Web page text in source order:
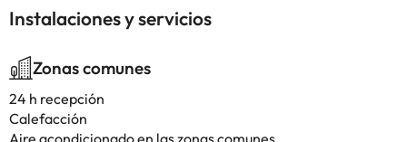
Instalaciones y servicios
Zonas comunes
24 h recepción
Calefacción
Aire acondicionado en las zonas comunes